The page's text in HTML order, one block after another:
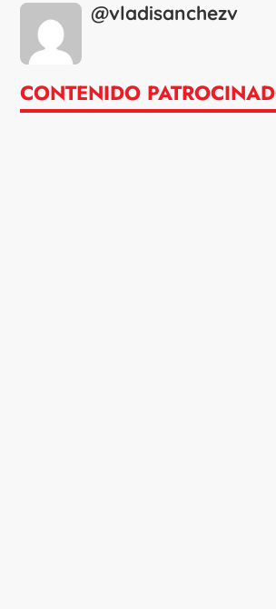
@vladisanchezv
CONTENIDO